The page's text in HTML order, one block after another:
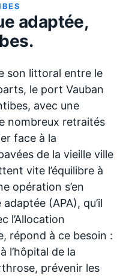
adaptée,
.
son littoral entre le
le port Vauban
avec une
nombreux retraités
face à la
de la vieille ville
vite l’équilibre à
opération s’en
(APA), qu’il
l’Allocation
répond à ce besoin :
l’hôpital de la
prévenir les